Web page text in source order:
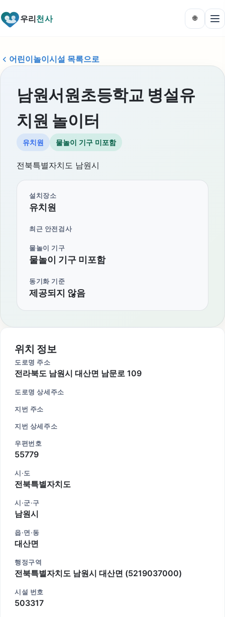
우리천사 🌐
어린이놀이시설 목록으로
남원서원초등학교 병설유
치원 놀이터
유치원 물놀이 기구 미포함
전북특별자치도 남원시
설치장소
유치원
최근 안전검사
물놀이 기구
물놀이 기구 미포함
동기화 기준
제공되지 않음
위치 정보
도로명 주소
전라북도 남원시 대산면 남문로 109
도로명 상세주소
지번 주소
지번 상세주소
우편번호
55779
시·도
전북특별자치도
시·군·구
남원시
읍·면·동
대산면
행정구역
전북특별자치도 남원시 대산면 (5219037000)
시설 번호
503317